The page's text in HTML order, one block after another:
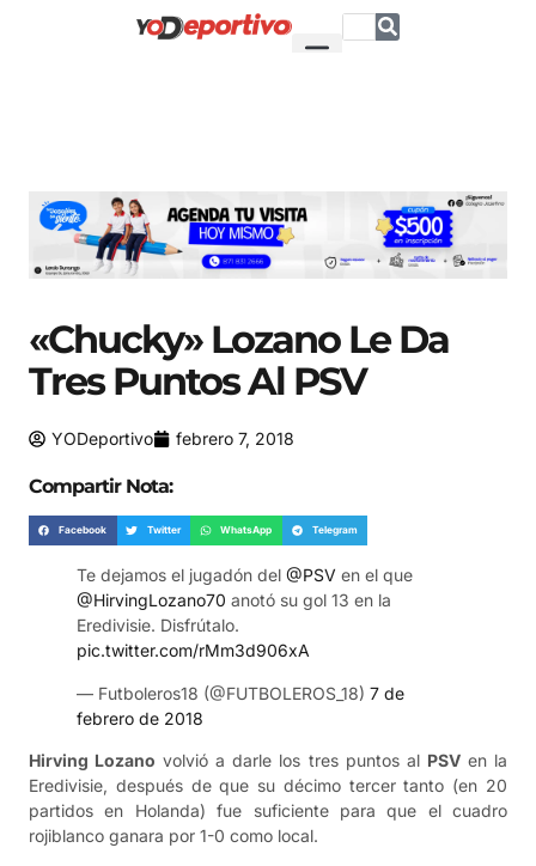
«Chucky» Lozano Le Da
Tres Puntos Al PSV
YODeportivo febrero 7, 2018
Compartir Nota:
Facebook Twitter WhatsApp Telegram
Te dejamos el jugadón del @PSV en el que
@HirvingLozano70 anotó su gol 13 en la
Eredivisie. Disfrútalo.
pic.twitter.com/rMm3d906xA
— Futboleros18 (@FUTBOLEROS_18) 7 de
febrero de 2018
Hirving Lozano volvió a darle los tres puntos al PSVen la
Eredivisie, después de que su décimo tercer tanto (en 20
partidos en Holanda) fue suficiente para que el cuadro
rojiblanco ganara por 1-0 como local.